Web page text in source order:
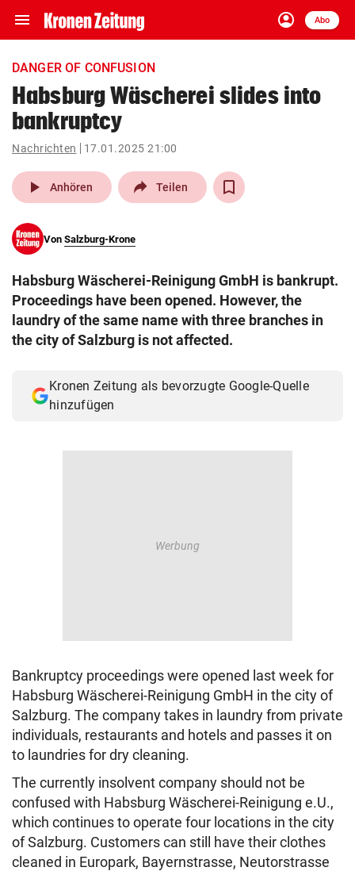
menu Navigation
ein-/ausklappen
account_circle
Anmelden
Abo
close Schließen
account_circle Anmelden
pin_drop
Wien arrow_right
search
eingeben
Muthgasse 2, 1190 Wien
DANGER OF CONFUSION
Habsburg Wäscherei slides into
bankruptcy
Nachrichten 17.01.2025 21:00
play_arrow Anhören Teilen
Von Salzburg-Krone
Habsburg Wäscherei-Reinigung GmbH is bankrupt.
Proceedings have been opened. However, the
laundry of the same name with three branches in
the city of Salzburg is not affected.
Kronen Zeitung als bevorzugte Google-Quelle
hinzufügen
Bankruptcy proceedings were opened last week for
Habsburg Wäscherei-Reinigung GmbH in the city of
Salzburg. The company takes in laundry from private
individuals, restaurants and hotels and passes it on
to laundries for dry cleaning.
The currently insolvent company should not be
confused with Habsburg Wäscherei-Reinigung e.U.,
which continues to operate four locations in the city
of Salzburg. Customers can still have their clothes
cleaned in Europark, Bayernstrasse, Neutorstrasse